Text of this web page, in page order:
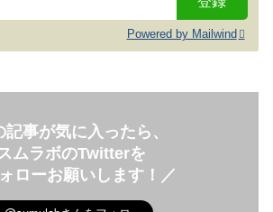
Powered by Mailwind
記事が気に入ったら、
スムラボのTwitterを
ローお願いします！／